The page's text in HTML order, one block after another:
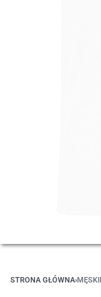
STRONA GŁÓWNA›